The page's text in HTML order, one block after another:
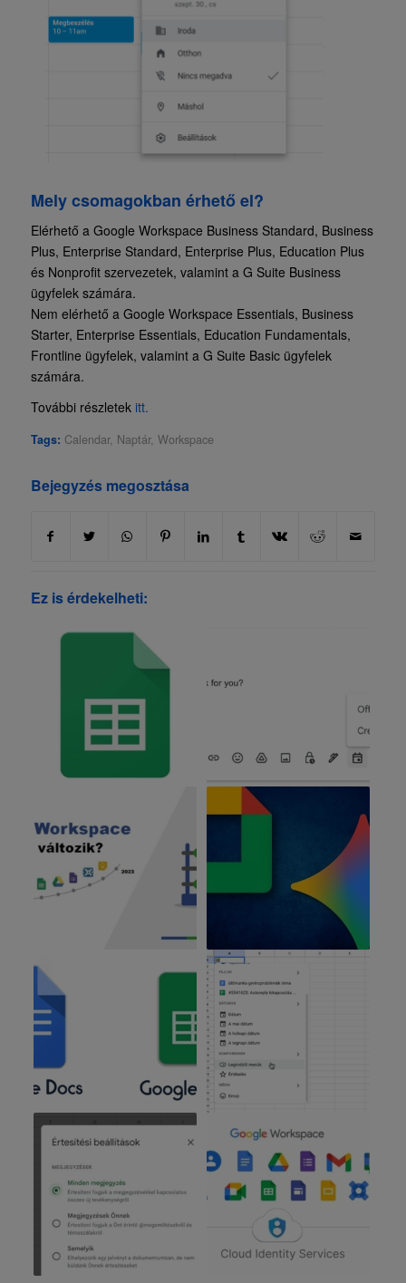
Mely csomagokban érhető el?
Elérhető a Google Workspace Business Standard, Business
Plus, Enterprise Standard, Enterprise Plus, Education Plus
és Nonprofit szervezetek, valamint a G Suite Business
ügyfelek számára.
Nem elérhető a Google Workspace Essentials, Business
Starter, Enterprise Essentials, Education Fundamentals,
Frontline ügyfelek, valamint a G Suite Basic ügyfelek
számára.
További részletek itt.
Tags: Calendar, Naptár, Workspace
Bejegyzés megosztása
Ez is érdekelheti: